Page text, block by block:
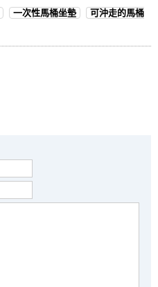
一次性馬桶坐墊
可沖走的馬桶